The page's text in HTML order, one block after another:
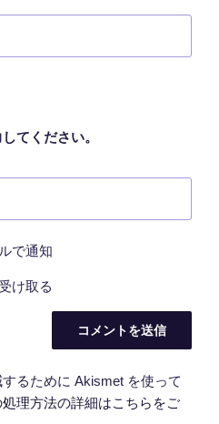
てください。
で通知
け取る
るために Akismet を使って
理方法の詳細はこちらをご